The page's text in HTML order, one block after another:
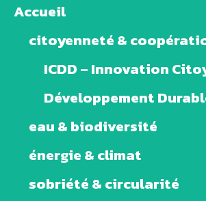
Accueil
citoyenneté &
ICDD – Innovation
Développement
eau & biodiversité
énergie & climat
sobriété & circularité